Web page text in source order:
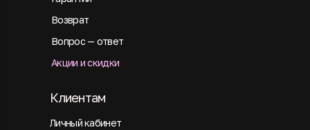
Возврат
Вопрос — ответ
Акции и скидки
Личный кабинет
Клиентам